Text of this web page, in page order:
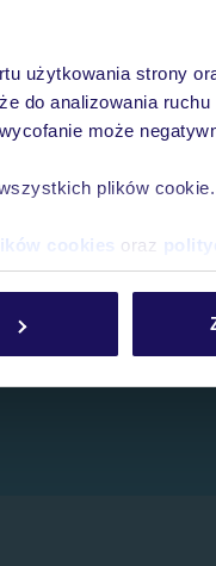
użytkowania strony
do analizowania ruchu
może
plików
cookies oraz